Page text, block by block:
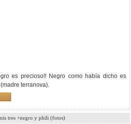
es precioso!! Negro como había dicho es
(madre terranova).
tres +negro y phili (fotos)